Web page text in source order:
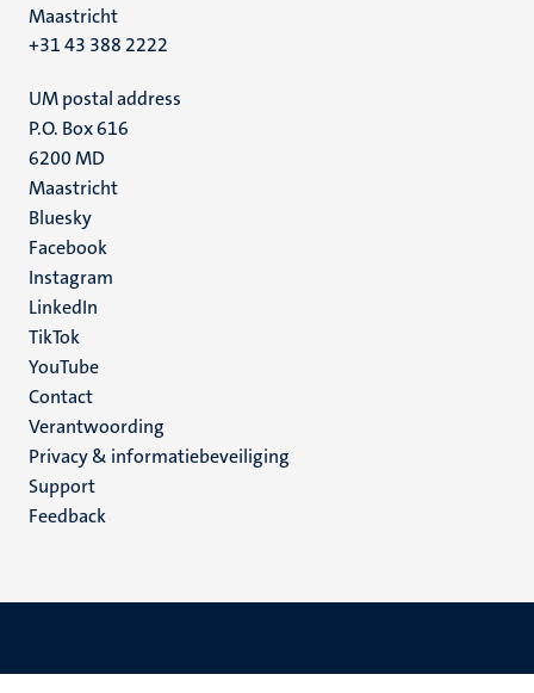
Maastricht
+31 43 388 2222
UM postal address
P.O. Box 616
6200 MD
Maastricht
Social
media
Bluesky
Facebook
Instagram
LinkedIn
TikTok
YouTube
Menu
footer
(NL)
Contact
Verantwoording
Privacy & informatiebeveiliging
Support
Feedback